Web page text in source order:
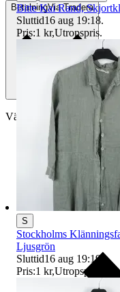
BetalningVia Tradera
Välj till köparskydd
Bitte Kai Rand,
Sluttid16 aug 19:18.
Pris:1 kr,Utropspris.
S
Stockholms
Ljusgrön
Sluttid16 aug 19:19
Pris:1 kr,Utropspris